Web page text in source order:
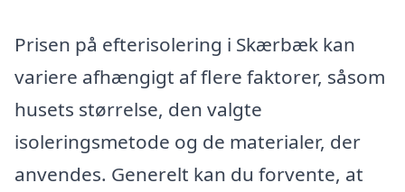
Prisen på efterisolering i Skærbæk kan
variere afhængigt af flere faktorer, såsom
husets størrelse, den valgte
isoleringsmetode og de materialer, der
anvendes. Generelt kan du forvente, at